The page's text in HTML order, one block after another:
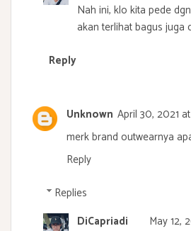
Nah ini, klo kita pede
akan terlihat bagus juga
Reply
Unknown April 30, 2021
merk brand outwearnya
Reply
Replies
DiCapriadi
May 12,